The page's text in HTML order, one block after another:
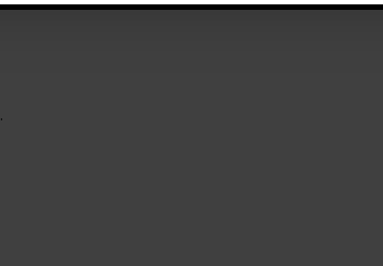
.